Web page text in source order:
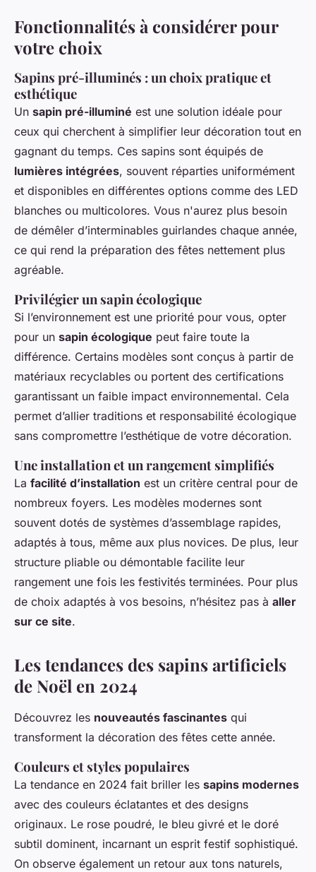
Fonctionnalités à considérer pour
votre choix
Sapins pré-illuminés : un choix pratique et
esthétique
Un sapin pré-illuminé est une solution idéale pour
ceux qui cherchent à simplifier leur décoration tout en
gagnant du temps. Ces sapins sont équipés de
lumières intégrées, souvent réparties uniformément
et disponibles en différentes options comme des LED
blanches ou multicolores. Vous n'aurez plus besoin
de démêler d’interminables guirlandes chaque année,
ce qui rend la préparation des fêtes nettement plus
agréable.
Privilégier un sapin écologique
Si l’environnement est une priorité pour vous, opter
pour un sapin écologique peut faire toute la
différence. Certains modèles sont conçus à partir de
matériaux recyclables ou portent des certifications
garantissant un faible impact environnemental. Cela
permet d’allier traditions et responsabilité écologique
sans compromettre l’esthétique de votre décoration.
Une installation et un rangement simplifiés
La facilité d’installation est un critère central pour de
nombreux foyers. Les modèles modernes sont
souvent dotés de systèmes d’assemblage rapides,
adaptés à tous, même aux plus novices. De plus, leur
structure pliable ou démontable facilite leur
rangement une fois les festivités terminées. Pour plus
de choix adaptés à vos besoins, n’hésitez pas à aller
sur ce site.
Les tendances des sapins artificiels
de Noël en 2024
Découvrez les nouveautés fascinantes qui
transforment la décoration des fêtes cette année.
Couleurs et styles populaires
La tendance en 2024 fait briller les sapins modernes
avec des couleurs éclatantes et des designs
originaux. Le rose poudré, le bleu givré et le doré
subtil dominent, incarnant un esprit festif sophistiqué.
On observe également un retour aux tons naturels,